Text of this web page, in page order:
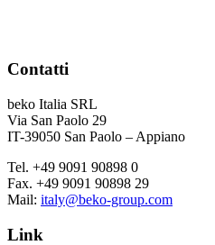
Contatti
beko Italia SRL
Via San Paolo 29
IT-39050 San Paolo – Appiano
Tel. +49 9091 90898 0
Fax. +49 9091 90898 29
Mail: italy@beko-group.com
Link